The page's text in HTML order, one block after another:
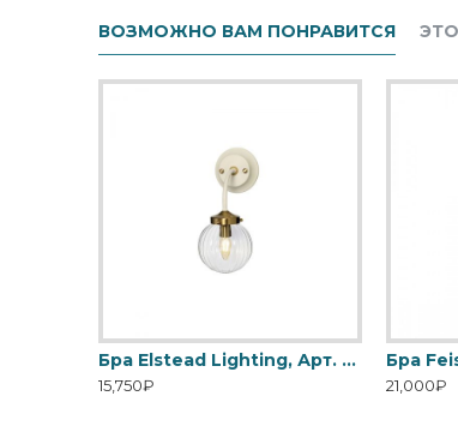
ВОЗМОЖНО ВАМ ПОНРАВИТСЯ
Бра Elstead Lighting, Арт. DL-COSMOS1
15,750₽ 21,000₽